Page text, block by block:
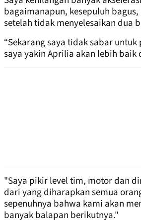
bagaimanapun, kesepuluh
setelah tidak menyelesaikan dua
“Sekarang saya tidak sabar
saya yakin Aprilia akan lebih baik
"Saya pikir level tim, motor dan
dari yang diharapkan semua
sepenuhnya bahwa kami akan
banyak balapan berikutnya."